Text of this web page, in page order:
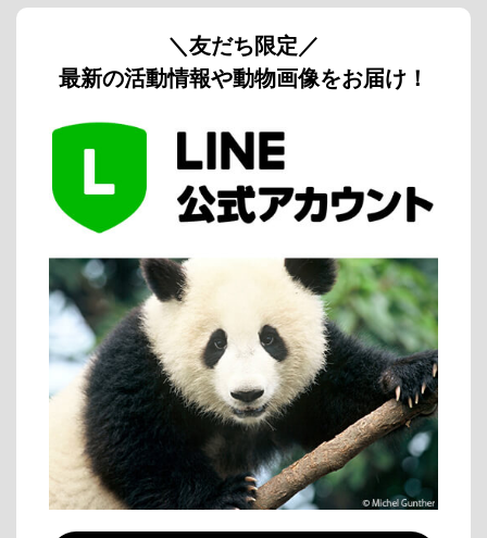
＼友だち限定／
最新の活動情報や動物画像をお届け！